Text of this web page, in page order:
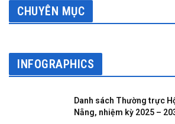
CHUYÊN MỤC
INFOGRAPHICS
Danh sách Thường trực
Nẵng, nhiệm kỳ 2025 –